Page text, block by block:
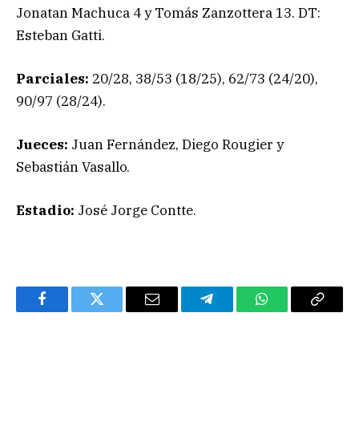
Jonatan Machuca 4 y Tomás Zanzottera 13. DT:
Esteban Gatti.
Parciales: 20/28, 38/53 (18/25), 62/73 (24/20),
90/97 (28/24).
Jueces: Juan Fernández, Diego Rougier y
Sebastián Vasallo.
Estadio: José Jorge Contte.
FacebookTwitter Email TelegramWhatsAppCopy